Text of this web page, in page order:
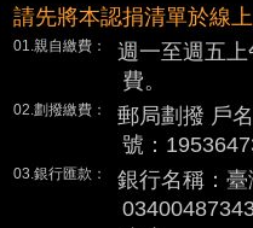
請先將本認捐清單於線
01.親自繳費：
週一至週五
費。
02.劃撥繳費：
郵局劃撥 戶
號：
03.銀行匯款：
銀行名稱：